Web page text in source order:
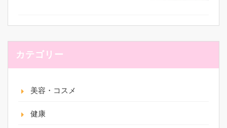
カテゴリー
美容・コスメ
健康